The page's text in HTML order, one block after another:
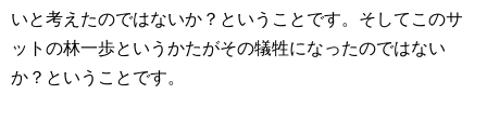
いと考えたのではないか？ということです。そしてこのサ
ットの林一歩というかたがその犠牲になったのではない
か？ということです。